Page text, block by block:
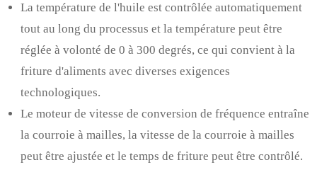
La température de l'huile est contrôlée automatiquement
tout au long du processus et la température peut être
réglée à volonté de 0 à 300 degrés, ce qui convient à la
friture d'aliments avec diverses exigences
technologiques.
Le moteur de vitesse de conversion de fréquence entraîne
la courroie à mailles, la vitesse de la courroie à mailles
peut être ajustée et le temps de friture peut être contrôlé.